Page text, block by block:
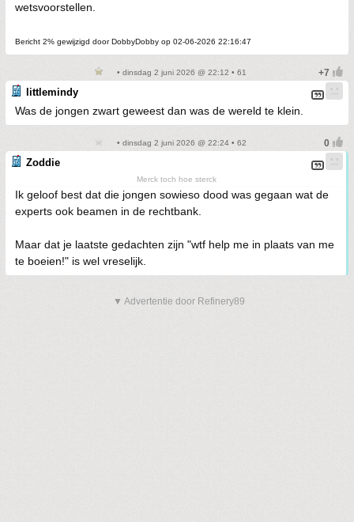
wetsvoorstellen.
Bericht 2% gewijzigd door DobbyDobby op 02-06-2026 22:16:47
• dinsdag 2 juni 2026 @ 22:12 • 61
littlemindy
Was de jongen zwart geweest dan was de wereld te klein.
• dinsdag 2 juni 2026 @ 22:24 • 62
Zoddie
Merck toch hoe sterck
Ik geloof best dat die jongen sowieso dood was gegaan wat de
experts ook beamen in de rechtbank.
Maar dat je laatste gedachten zijn "wtf help me in plaats van me
te boeien!" is wel vreselijk.
▼ Advertentie door Refinery89